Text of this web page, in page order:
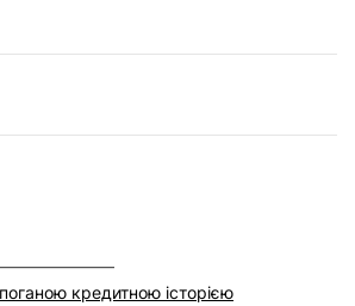
кредитною історією